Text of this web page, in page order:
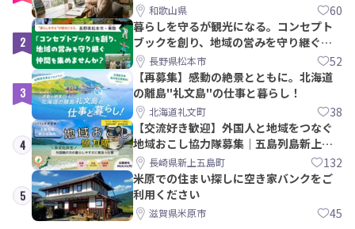
和歌山県 60
2
暮らしを守るが観光になる。コンセプト
ブックを創り、地域の営みを守り継ぐ仲
間を集めませんか？
長野県松本市 52
3
【再募集】感動の絶景とともに。北海道
の離島"礼文島"の仕事と暮らし！
北海道礼文町 38
4
【交流好き歓迎】外国人と地域をつなぐ
地域おこし協力隊募集｜五島列島新上五
島町長崎県新上五島町 132
5
米原での住まい探しに空き家バンクをご
利用ください
滋賀県米原市 45